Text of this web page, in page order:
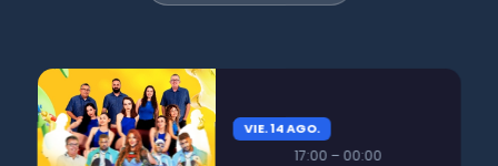
VIE. 14 AGO.
17:00 – 00:00